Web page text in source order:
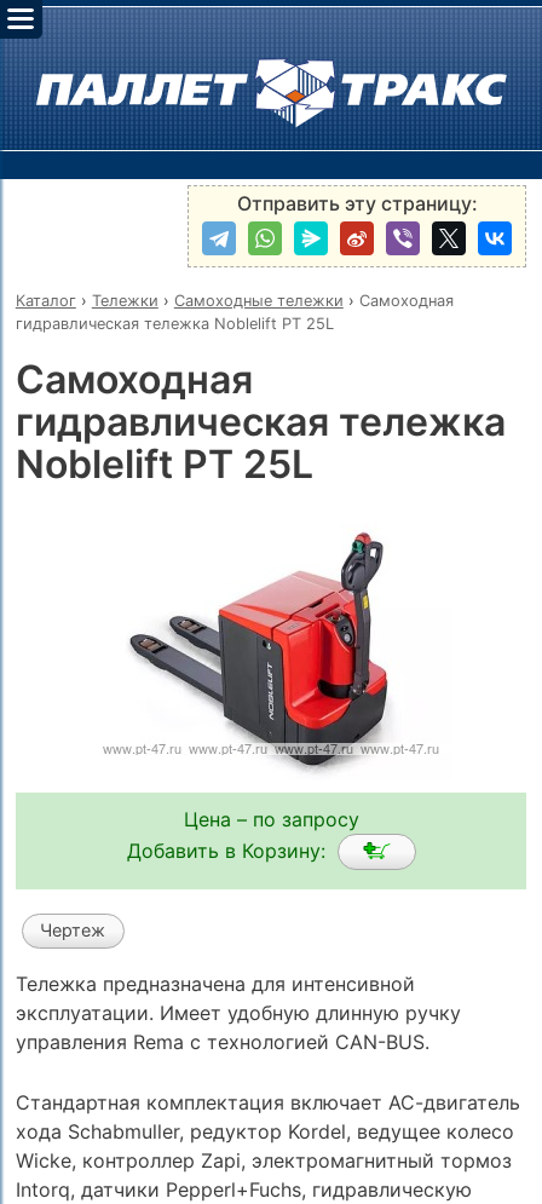
Отправить эту страницу:
Каталог› Тележки › Самоходные тележки › Самоходная
гидравлическая тележка Noblelift PT 25L
Самоходная
гидравлическая тележка
Noblelift PT 25L
Цена – по запросу
Добавить в Корзину:
Чертеж
Тележка предназначена для интенсивной
эксплуатации. Имеет удобную длинную ручку
управления Rema с технологией CAN-BUS.
Cтандартная комплектация включает АС-двигатель
хода Schabmuller, редуктор Kordel, ведущее колесо
Wicke, контроллер Zapi, электромагнитный тормоз
Intorq, датчики Pepperl+Fuchs, гидравлическую